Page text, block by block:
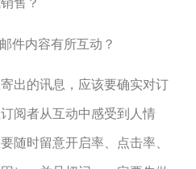
件内容有所互动？
出的讯息，应该要确实对订
阅者从互动中感受到人情
随时留意开启率、点击率、